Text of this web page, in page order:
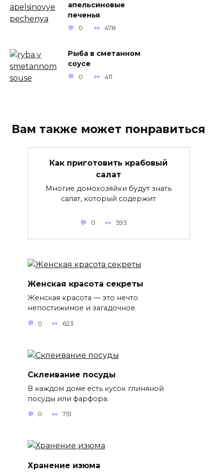
апельсиновые
печенья
0 478
Рыба в сметанном
соусе
0 411
Вам также может понравиться
Как приготовить крабовый
салат
Многие домохозяйки будут знать
салат, который содержит
0 593
Женская красота секреты
Женская красота — это нечто
непостижимое и загадочное.
0 623
Склеивание посуды
В каждом доме есть кусок глиняной
посуды или фарфора.
0 751
Хранение изюма